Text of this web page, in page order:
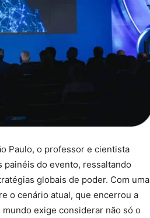
Paulo, o professor e cientista
painéis do evento, ressaltando
globais de poder. Com uma
o cenário atual, que encerrou a
exige considerar não só o